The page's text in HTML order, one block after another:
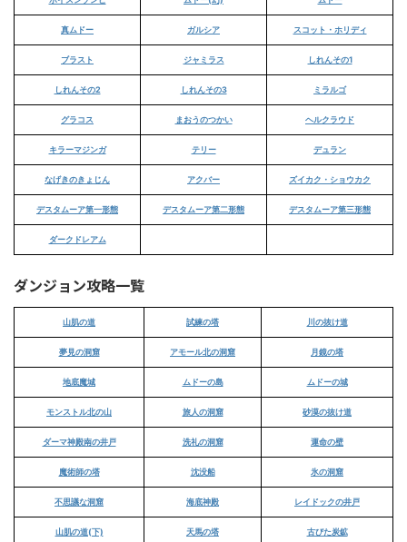
真ムドー ガルシア スコット・ホリディ
ブラスト ジャミラス しれんその1
しれんその2 しれんその3 ミラルゴ
グラコス まおうのつかい ヘルクラウド
キラーマジンガ テリー デュラン
なげきのきょじん アクバー ズイカク・ショウカク
デスタムーア第一形態 デスタムーア第二形態 デスタムーア第三形態
ダークドレアム
ダンジョン攻略一覧
山肌の道 試練の塔 川の抜け道
夢見の洞窟 アモール北の洞窟 月鏡の塔
地底魔城 ムドーの島 ムドーの城
モンストル北の山 旅人の洞窟 砂漠の抜け道
ダーマ神殿南の井戸 洗礼の洞窟 運命の壁
魔術師の塔 沈没船 氷の洞窟
不思議な洞窟 海底神殿 レイドックの井戸
山肌の道(下) 天馬の塔 古びた炭鉱